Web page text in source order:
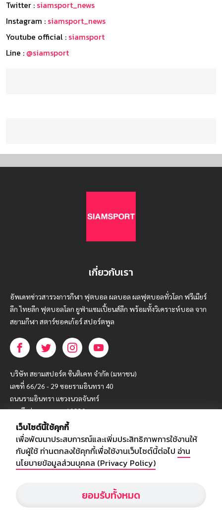
Twitter : siamsport_news
Instagram : siamsport_news
Youtube official : siamsport
Line : @siamsport
เกี่ยวกับเรา
อัพเดทข่าวสารวงการกีฬา ฟุตบอล ผลบอล ผลฟุตบอลทั่วโลก ฟรีเมียร์
ลีก ไทยลีก ฟุตบอลโลก ยูฟ่าแซมเปี้ยนส์ลีก พร้อมทั้งวิเคราะห์บอล จาก
สยามกีฬา สตาร์ชอคเก้อร์ สปอร์ตพูล
บริษัท สยามสปอร์ต ซินติเคท จำกัด (มหาชน)
เลขที่ 66/26 - 29 ซอยรามอินทรา 40
ถนนรามอินทรา แขวงนวลจันทร์
เขตบึงกุ่ม กรุงเทพฯ 10230
โทร : 02-5088-000
อีเมล์ : webmaster@siamsport.co.th
เว็บไซต์ : www.siamsport.co.th
เว็บไซต์นี้ใช้คุกกี้
เพื่อพัฒนาประสบการณ์และเพิ่มประสิทธิภาพการใช้งานให้
กับผู้ใช้ ท่านตกลงใช้คุกกี้เพื่อใช้งานเว็บไซต์นี้ต่อไป อ่าน
นโยบายข้อมูลส่วนบุคคล (Privacy Policy)
ยอมรับทั้งหมด